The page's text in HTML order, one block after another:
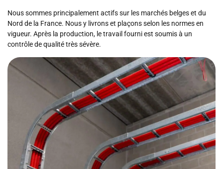
Nous sommes principalement actifs sur les marchés belges et du
Nord de la France. Nous y livrons et plaçons selon les normes en
vigueur. Après la production, le travail fourni est soumis à un
contrôle de qualité très sévère.